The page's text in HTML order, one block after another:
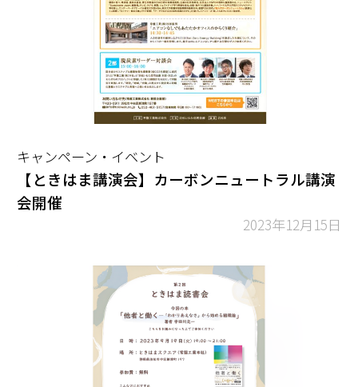
キャンペーン・イベント
【ときはま講演会】カーボンニュートラル講演
会開催
2023年12月15日